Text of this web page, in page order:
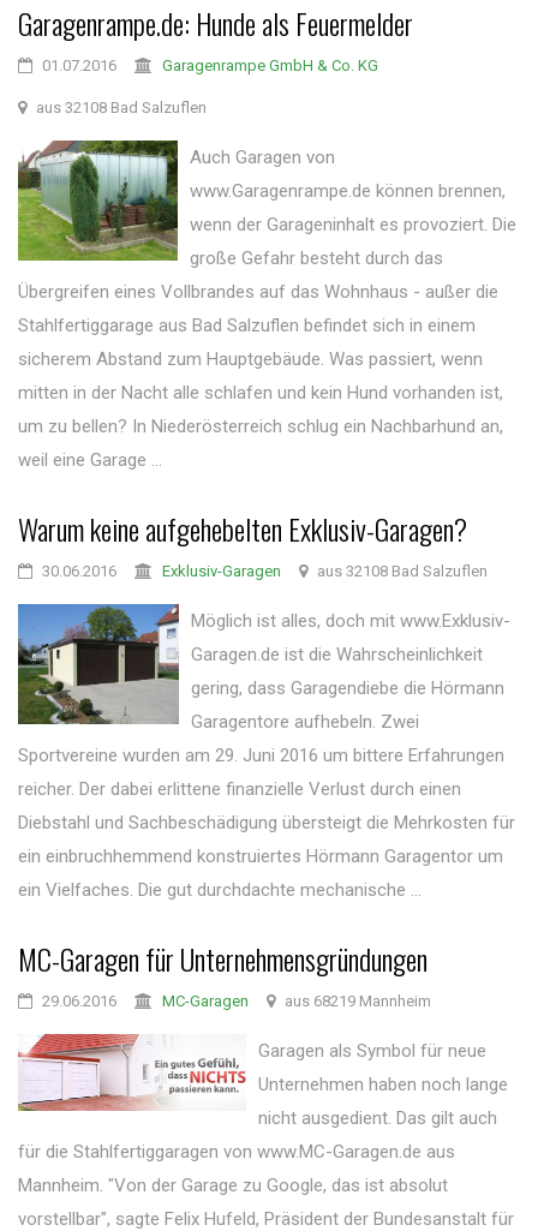
Garagenrampe.de: Hunde als Feuermelder
01.07.2016 Garagenrampe GmbH & Co. KG
aus 32108 Bad Salzuflen
Auch Garagen von
www.Garagenrampe.de können brennen,
wenn der Garageninhalt es provoziert. Die
große Gefahr besteht durch das
Übergreifen eines Vollbrandes auf das Wohnhaus - außer die
Stahlfertiggarage aus Bad Salzuflen befindet sich in einem
sicherem Abstand zum Hauptgebäude. Was passiert, wenn
mitten in der Nacht alle schlafen und kein Hund vorhanden ist,
um zu bellen? In Niederösterreich schlug ein Nachbarhund an,
weil eine Garage ...
Warum keine aufgehebelten Exklusiv-Garagen?
30.06.2016 Exklusiv-Garagen aus 32108 Bad Salzuflen
Möglich ist alles, doch mit www.Exklusiv-
Garagen.de ist die Wahrscheinlichkeit
gering, dass Garagendiebe die Hörmann
Garagentore aufhebeln. Zwei
Sportvereine wurden am 29. Juni 2016 um bittere Erfahrungen
reicher. Der dabei erlittene finanzielle Verlust durch einen
Diebstahl und Sachbeschädigung übersteigt die Mehrkosten für
ein einbruchhemmend konstruiertes Hörmann Garagentor um
ein Vielfaches. Die gut durchdachte mechanische ...
MC-Garagen für Unternehmensgründungen
29.06.2016 MC-Garagen aus 68219 Mannheim
Garagen als Symbol für neue
Unternehmen haben noch lange
nicht ausgedient. Das gilt auch
für die Stahlfertiggaragen von www.MC-Garagen.de aus
Mannheim. "Von der Garage zu Google, das ist absolut
vorstellbar", sagte Felix Hufeld, Präsident der Bundesanstalt für